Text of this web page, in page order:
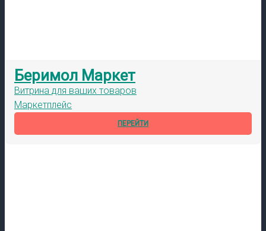
Беримол Маркет
Витрина для ваших товаров
Маркетплейс
ПЕРЕЙТИ